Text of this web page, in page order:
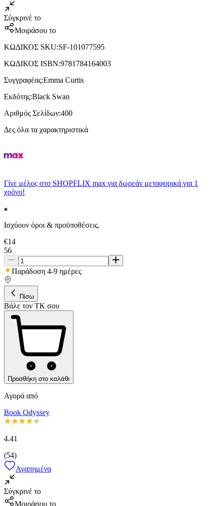
Σύγκρινέ το
Μοιράσου το
ΚΩΔΙΚΟΣ SKU:SF-101077595
ΚΩΔΙΚΟΣ ISBN:9781784164003
Συγγραφέας:Emma Curtis
Εκδότης:Black Swan
Αριθμός Σελίδων:400
Δες όλα τα χαρακτηριστικά
Γίνε μέλος στο SHOPFLIX max για δωρεάν μεταφορικά για 1
χρόνο!
Ισχύουν όροι & προϋποθέσεις.
€14
56
Παράδοση 4-9 ημέρες
Πίσω
Βάλε τον ΤΚ σου
Προσθήκη στο καλάθι
Αγορά από
Book Odyssey
4.41
(54)
Αγαπημένα
Σύγκρινέ το
Μοιράσου το